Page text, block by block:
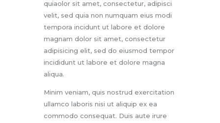
quiaolor sit amet, consectetur, adipisci
velit, sed quia non numquam eius modi
tempora incidunt ut labore et dolore
magnam dolor sit amet, consectetur
adipisicing elit, sed do eiusmod tempor
incididunt ut labore et dolore magna
aliqua.
Minim veniam, quis nostrud exercitation
ullamco laboris nisi ut aliquip ex ea
commodo consequat. Duis aute irure